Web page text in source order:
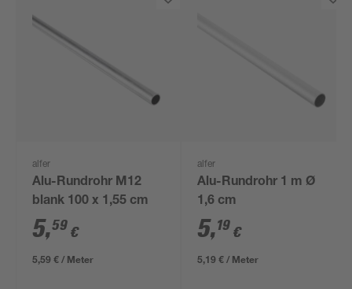
alfer
Alu-Rundrohr M12
blank 100 x 1,55 cm
5,59 €
5,59 € / Meter
alfer
Alu-Rundrohr 1 m Ø
1,6 cm
5,19 €
5,19 € / Meter